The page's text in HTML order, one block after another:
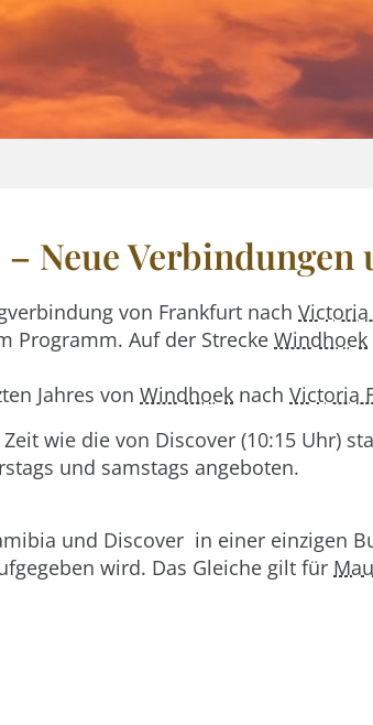
Neue
von Frankfurt nach Victoria
Programm. Auf der Strecke Windhoek
Jahres von Windhoek nach Victoria
wie die von Discover (10:15 Uhr)
und samstags angeboten.
und Discover in einer einzigen
wird. Das Gleiche gilt für